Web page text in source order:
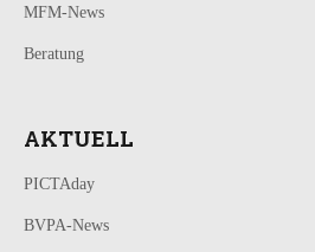
MFM-News
Beratung
AKTUELL
PICTAday
BVPA-News